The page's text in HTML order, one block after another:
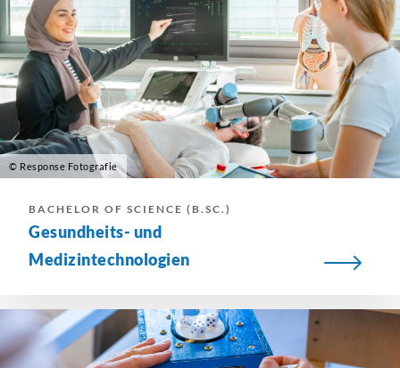
© Response Fotografie
BACHELOR OF SCIENCE (B.SC.)
Gesundheits- und
Medizintechnologien